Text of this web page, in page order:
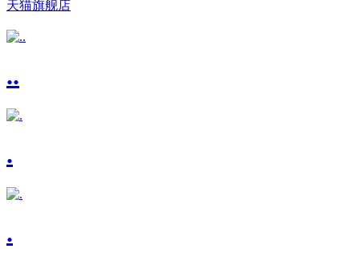
天猫旗舰店
..
.
.